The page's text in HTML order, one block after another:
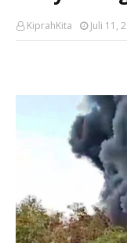
KiprahKita Juli 11,